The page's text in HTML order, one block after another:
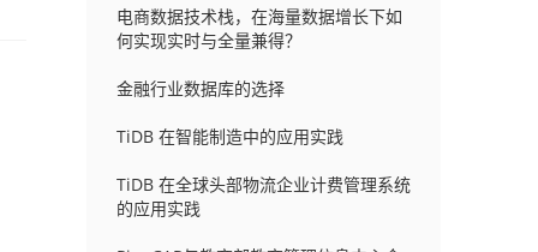
电商数据技术栈，在海量数据增长下如
何实现实时与全量兼得？
金融行业数据库的选择
TiDB 在智能制造中的应用实践
TiDB 在全球头部物流企业计费管理系统
的应用实践